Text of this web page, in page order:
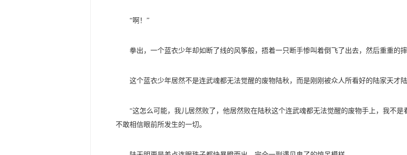
“啊！”
拳出，一个蓝衣少年却如断了线的风筝般，捂着一只断手惨叫着倒飞了出去，然后重重的
这个蓝衣少年居然不是连武魂都无法觉醒的废物陆秋，而是刚刚被众人所看好的陆家天才陆
“这怎么可能，我儿居然败了，他居然败在陆秋这个连武魂都无法觉醒的废物手上，我不
不敢相信眼前所发生的一切。